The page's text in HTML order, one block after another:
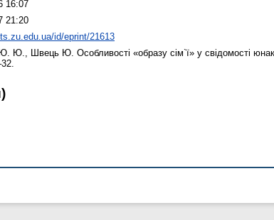
16:07
21:20
id/eprint/21613
Ю. Ю. Швець Ю. Особливості «образу сім`ї» у свідомості